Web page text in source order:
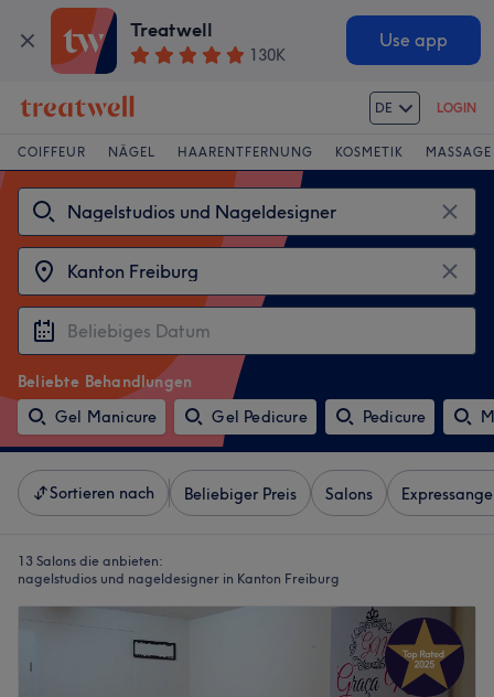
Treatwell
130K
Use app
DE LOGIN
COIFFEUR NÄGEL HAARENTFERNUNG KOSMETIK MASSAGE
Beliebte Behandlungen
Gel Manicure
Gel Pedicure Pedicure
Sortieren nach Beliebiger Preis Salons
13 Salons die anbieten:
nagelstudios und nageldesigner in Kanton Freiburg